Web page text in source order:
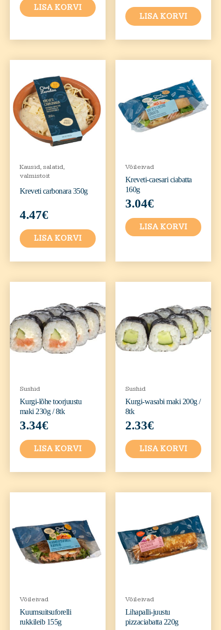
LISA KORVI
LISA KORVI
Kausid, salatid,
valmistoit
Kreveti carbonara 350g
4.47€
LISA KORVI
Võileivad
Kreveti-caesari ciabatta
160g
3.04€
LISA KORVI
Sushid
Kurgi-lõhe toorjuustu
maki 230g / 8tk
3.34€
LISA KORVI
Sushid
Kurgi-wasabi maki 200g /
8tk
2.33€
LISA KORVI
Võileivad
Kuumsuitsuforelli
rukkileib 155g
Võileivad
Lihapalli-juustu
pizzaciabatta 220g